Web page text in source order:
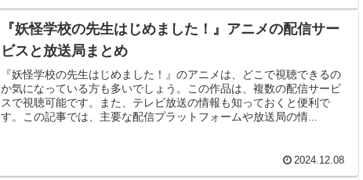
『妖怪学校の先生はじめました！』アニメの配信サー
ビスと放送局まとめ
『妖怪学校の先生はじめました！』のアニメは、どこで視聴できるの
か気になっている方も多いでしょう。この作品は、複数の配信サービ
スで視聴可能です。また、テレビ放送の情報も知っておくと便利で
す。この記事では、主要な配信プラットフォームや放送局の情...
2024.12.08